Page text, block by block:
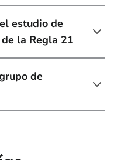
estudio de
la Regla 21
de